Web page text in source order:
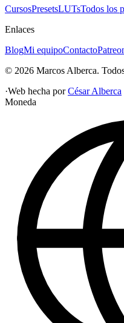
CursosPresetsLUTsTodos los
Enlaces
BlogMi equipoContacto
© 2026 Marcos Alberca.
·Web hecha por César Alberca
Moneda